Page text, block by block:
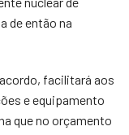
de então na
facilitará aos
e equipamento
que no orçamento